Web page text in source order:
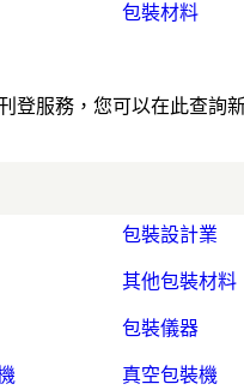
包裝材料
登服務，您可以在此查詢
包裝設計業
其他包裝材料
包裝儀器
真空包裝機